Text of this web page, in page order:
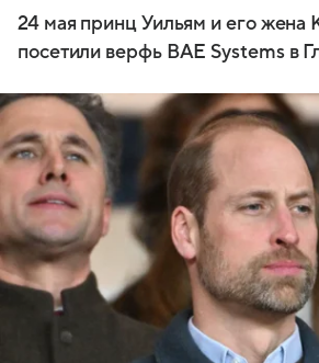
24 мая принц Уильям и его жена
посетили верфь BAE Systems в